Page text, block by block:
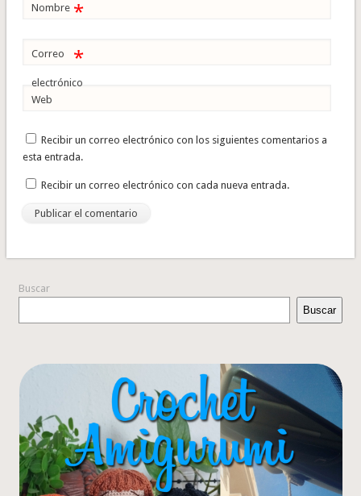
Nombre *
Correo
electrónico
*
Web
Recibir un correo electrónico con los siguientes comentarios a
esta entrada.
Recibir un correo electrónico con cada nueva entrada.
Buscar
Buscar